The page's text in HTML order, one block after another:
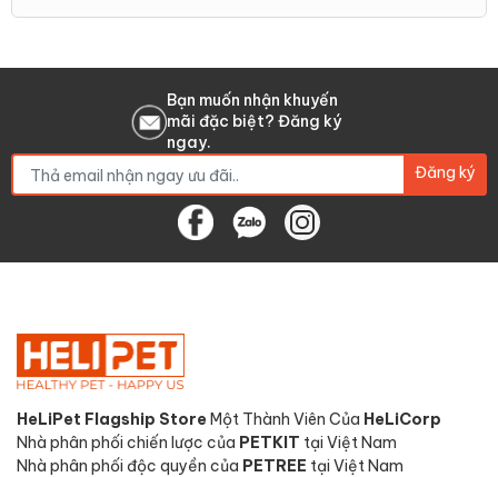
Bạn muốn nhận khuyến
mãi đặc biệt? Đăng ký
ngay.
Đăng ký
HeLiPet Flagship StoreMột Thành Viên Của HeLiCorp
Nhà phân phối chiến lược của PETKIT tại Việt Nam
Nhà phân phối độc quyền của PETREE tại Việt Nam